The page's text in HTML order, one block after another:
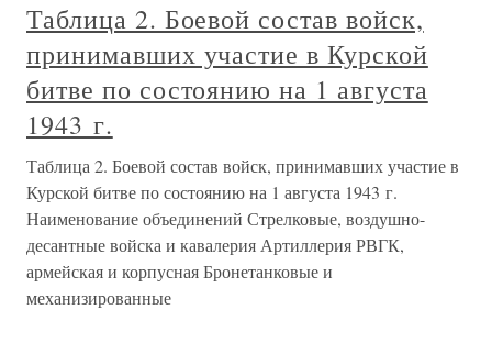
Таблица 2. Боевой состав войск,
принимавших участие в Курской
битве по состоянию на 1 августа
1943 г.
Таблица 2. Боевой состав войск, принимавших участие в
Курской битве по состоянию на 1 августа 1943 г.
Наименование объединений Стрелковые, воздушно-
десантные войска и кавалерия Артиллерия РВГК,
армейская и корпусная Бронетанковые и
механизированные